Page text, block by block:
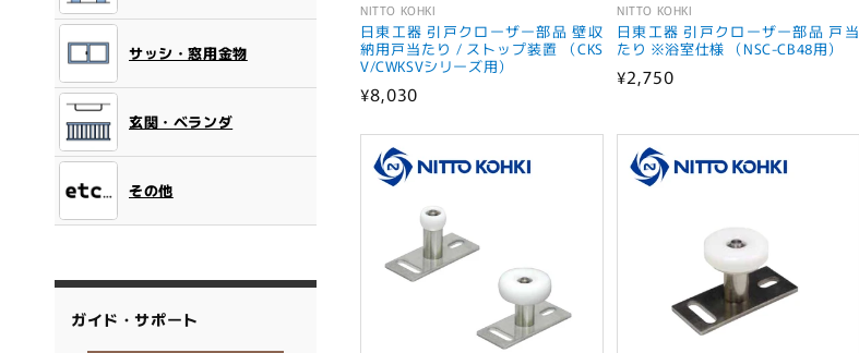
サッシ・窓用金物
玄関・ベランダ
その他
ガイド・サポート
販
売
元:
NITTO KOHKI
日東工器 引戸クローザー部品 壁収
納用戸当たり / ストップ装置 （CKS
V/CWKSVシリーズ用）
通
格
¥8,030
販
売
元:
NITTO KOHKI
日東工器 引戸クローザー部品 戸当
たり ※浴室仕様 （NSC-CB48用）
通
価
格
¥2,750